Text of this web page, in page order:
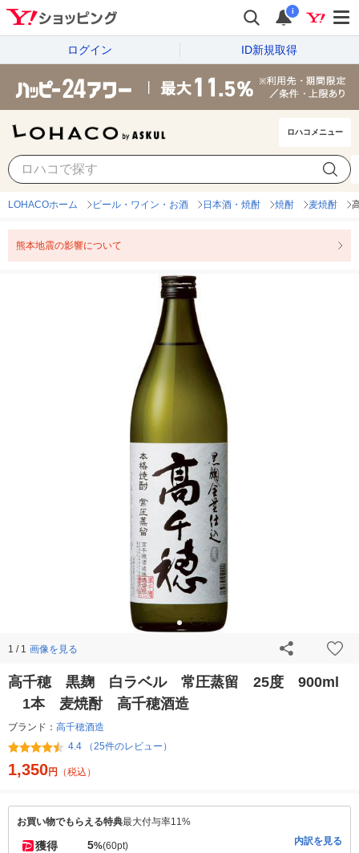
i
ログイン ID新規取得
ロハコメニュー
LOHACOホーム ビール・ワイン・お酒 日本酒・焼酎 焼酎 麦焼酎
熊本地震の影響について
1 / 1 画像を見る
高千穂 黒麹 白ラベル 常圧蒸留 25度 900ml
1本 麦焼酎 高千穂酒造
ブランド： 高千穂酒造
4.4 （25件のレビュー）
1,350円 （税込）
お買い物でもらえる特典最大付与率11%
獲得 5%(60pt) 内訳を見る